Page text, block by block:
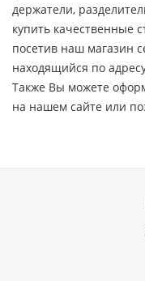
держатели,
купить качественные
посетив наш магазин
находящийся по
Также Вы можете
на нашем сайте или